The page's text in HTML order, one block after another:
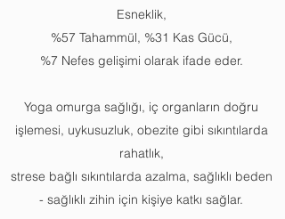
Esneklik,
%57 Tahammül, %31 Kas Gücü,
%7 Nefes gelişimi olarak ifade eder.
Yoga omurga sağlığı, iç organların doğru
işlemesi, uykusuzluk, obezite gibi sıkıntılarda
rahatlık,
strese bağlı sıkıntılarda azalma, sağlıklı beden
- sağlıklı zihin için kişiye katkı sağlar.